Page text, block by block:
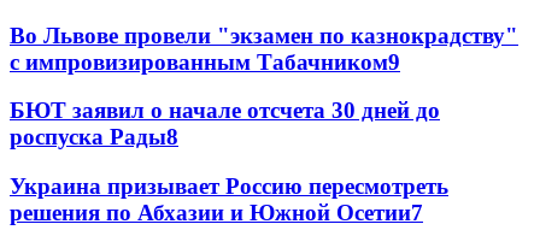
Во Львове провели "экзамен по казнокрадству"
с импровизированным Табачником9
БЮТ заявил о начале отсчета 30 дней до
роспуска Рады8
Украина призывает Россию пересмотреть
решения по Абхазии и Южной Осетии7